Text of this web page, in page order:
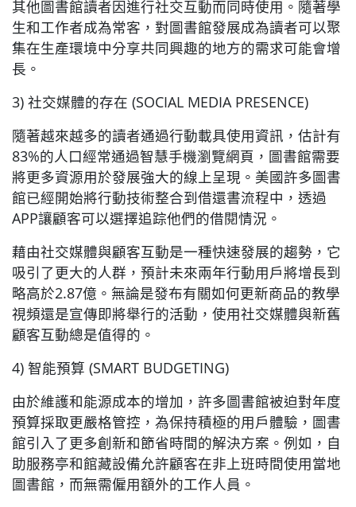
其他圖書館讀者因進行社交互動而同時使用。隨著學
生和工作者成為常客，對圖書館發展成為讀者可以聚
集在生產環境中分享共同興趣的地方的需求可能會增
長。
3) 社交媒體的存在 (SOCIAL MEDIA PRESENCE)
隨著越來越多的讀者通過行動載具使用資訊，估計有
83%的人口經常通過智慧手機瀏覽網頁，圖書館需要
將更多資源用於發展強大的線上呈現。美國許多圖書
館已經開始將行動技術整合到借還書流程中，透過
APP讓顧客可以選擇追踪他們的借閱情況。
藉由社交媒體與顧客互動是一種快速發展的趨勢，它
吸引了更大的人群，預計未來兩年行動用戶將增長到
略高於2.87億。無論是發布有關如何更新商品的教學
視頻還是宣傳即將舉行的活動，使用社交媒體與新舊
顧客互動總是值得的。
4) 智能預算 (SMART BUDGETING)
由於維護和能源成本的增加，許多圖書館被迫對年度
預算採取更嚴格管控，為保持積極的用戶體驗，圖書
館引入了更多創新和節省時間的解決方案。例如，自
助服務亭和館藏設備允許顧客在非上班時間使用當地
圖書館，而無需僱用額外的工作人員。